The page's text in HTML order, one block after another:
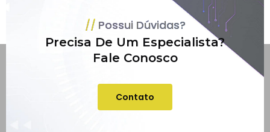
Possui Dúvidas?
Precisa De Um Especialista?
Fale Conosco
Contato